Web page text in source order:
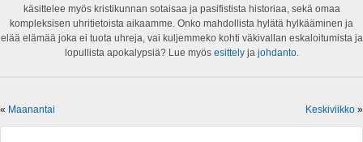
käsittelee myös kristikunnan sotaisaa ja pasifistista historiaa, sekä omaa
kompleksisen uhritietoista aikaamme. Onko mahdollista hylätä hylkääminen ja
elää elämää joka ei tuota uhreja, vai kuljemmeko kohti väkivallan eskaloitumista ja
lopullista apokalypsiä? Lue myös esittelyja johdanto.
« Maanantai Keskiviikko »